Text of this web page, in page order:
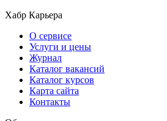
Хабр Карьера
О сервисе
Услуги и цены
Журнал
Каталог вакансий
Каталог курсов
Карта сайта
Контакты